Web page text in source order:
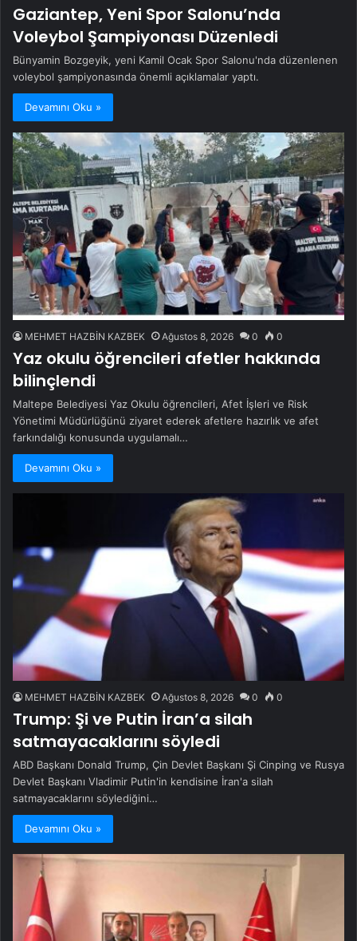
Gaziantep, Yeni Spor Salonu’nda
Voleybol Şampiyonası Düzenledi
Bünyamin Bozgeyik, yeni Kamil Ocak Spor Salonu'nda düzenlenen
voleybol şampiyonasında önemli açıklamalar yaptı.
Devamını Oku »
MEHMET HAZBİN KAZBEK Ağustos 8, 2026 0 0
Yaz okulu öğrencileri afetler hakkında
bilinçlendi
Maltepe Belediyesi Yaz Okulu öğrencileri, Afet İşleri ve Risk
Yönetimi Müdürlüğünü ziyaret ederek afetlere hazırlık ve afet
farkındalığı konusunda uygulamalı…
Devamını Oku »
MEHMET HAZBİN KAZBEK Ağustos 8, 2026 0 0
Trump: Şi ve Putin İran’a silah
satmayacaklarını söyledi
ABD Başkanı Donald Trump, Çin Devlet Başkanı Şi Cinping ve Rusya
Devlet Başkanı Vladimir Putin'in kendisine İran'a silah
satmayacaklarını söylediğini…
Devamını Oku »